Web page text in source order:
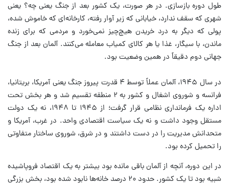
طول دوره بازسازی.‌ در هر صورت، یک کشور بعد از جنگ یعنی چه؟ یعنی
شهری که سقف ندارد، خیابانی که زیر آوار رفته، کارخانه‌ای که خاموش شده،
پولی که دیگر به درد خریدن هیچ‌چیز نمی‌خورد و مردمی که برای زنده
ماندن، با سیگار، غذا یا هر کالای کمیاب معامله می‌کنند. آلمان بعد از جنگ
جهانی دوم دقیقاً در همین وضعیت بود.
‌در سال ۱۹۴۵، آلمان عملاً توسط ۴ قدرت پیروز جنگ یعنی آمریکا، بریتانیا،
فرانسه و شوروی اشغال و کشور به ۲ منطقه تقسیم شد و هر بخش تحت
اداره یک فرمانداری نظامی قرار گرفت؛ از ۱۹۴۵ تا ۱۹۴۸، نه یک دولت
مستقل وجود داشت و نه یک سیاست اقتصادی واحد. در غرب، آمریکا و
متحدانش مدیریت را در دست داشتند و در شرق، شوروی ساختار متفاوتی
را تحمیل کرده بود.
در این دوره، آنچه از آلمان باقی مانده بود بیشتر به یک اقتصاد فروپاشیده
شبیه بود تا یک کشور. حدود ۲۰ درصد خانه‌ها نابود شده بود، بخش بزرگی